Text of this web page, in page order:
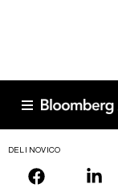
DELI NOVICO